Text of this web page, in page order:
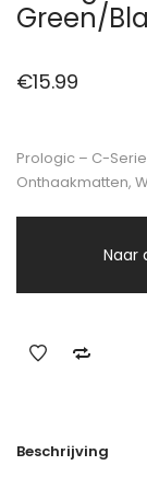
Green/
€15.99
Prologic – C-
Onthaakmatten,
Naar
Beschrijving